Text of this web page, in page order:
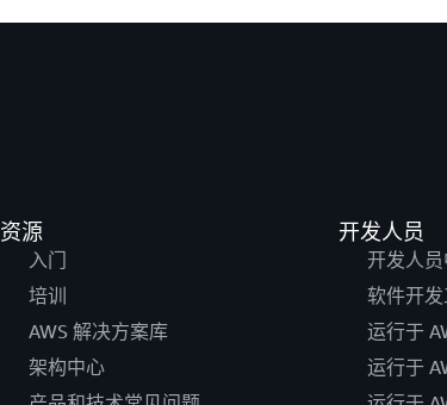
资源
入门
培训
AWS 解决方案库
架构中心
开发人员
开发人
软件开
运行于
运行于